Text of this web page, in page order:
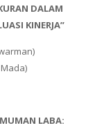
DALAM
KINERJA”
LABA: